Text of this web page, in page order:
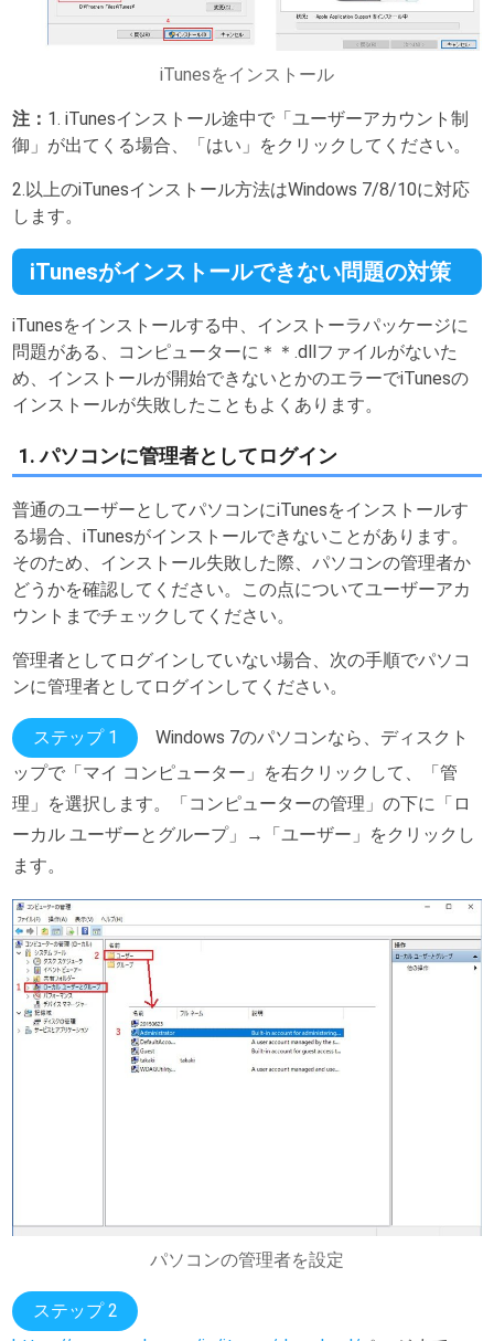
iTunesをインストール
注： 1. iTunesインストール途中で「ユーザーアカウント制
御」が出てくる場合、「はい」をクリックしてください。
2.以上のiTunesインストール方法はWindows 7/8/10に対応
します。
iTunesがインストールできない問題の対策
iTunesをインストールする中、インストーラパッケージに
問題がある、コンピューターに＊＊.dllファイルがないた
め、インストールが開始できないとかのエラーでiTunesの
インストールが失敗したこともよくあります。
1. パソコンに管理者としてログイン
普通のユーザーとしてパソコンにiTunesをインストールす
る場合、iTunesがインストールできないことがあります。
そのため、インストール失敗した際、パソコンの管理者か
どうかを確認してください。この点についてユーザーアカ
ウントまでチェックしてください。
管理者としてログインしていない場合、次の手順でパソコ
ンに管理者としてログインしてください。
ステップ 1
Windows 7のパソコンなら、ディスクト
ップで「マイ コンピューター」を右クリックして、「管
理」を選択します。「コンピューターの管理」の下に「ロ
ーカル ユーザーとグループ」→「ユーザー」をクリックし
ます。
パソコンの管理者を設定
ステップ 2